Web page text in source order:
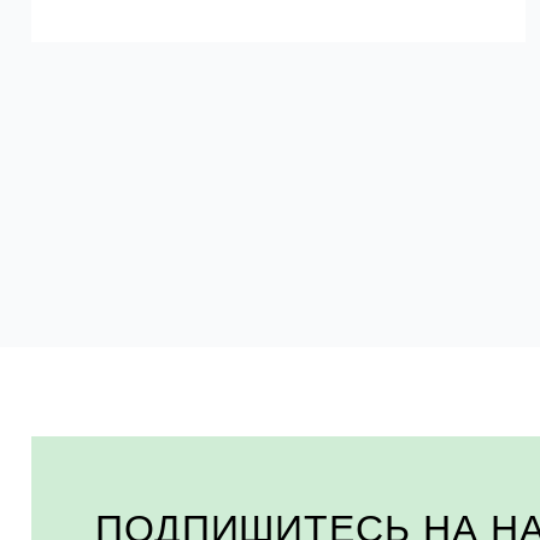
ПОДПИШИТЕСЬ НА